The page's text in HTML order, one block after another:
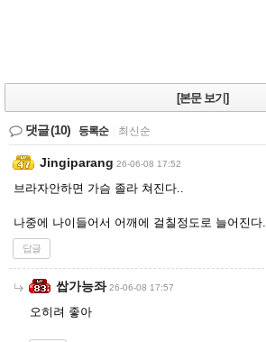
[본문 보기]
댓글(10) 등록순 최신순
Jingiparang 26-06-08 17:52
브라자안하면 가슴 졸라 쳐진다..
나중에 나이들어서 어깨에 걸칠정도로 늘어진다.
답글
쌉가능좌 26-06-08 17:57
오히려 좋아